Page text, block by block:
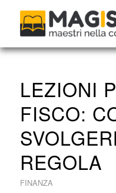
LEZIONI
FISCO:
REGOLA
FINANZA